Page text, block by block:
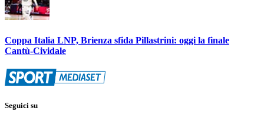
Coppa Italia LNP, Brienza sfida Pillastrini: oggi la finale
Cantù-Cividale
Seguici su